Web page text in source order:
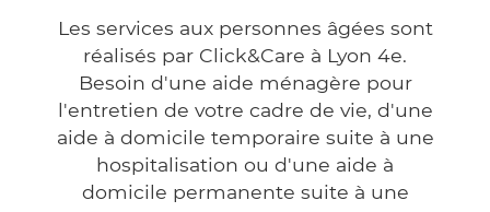
Les services aux personnes âgées sont
réalisés par Click&Care à Lyon 4e.
Besoin d'une aide ménagère pour
l'entretien de votre cadre de vie, d'une
aide à domicile temporaire suite à une
hospitalisation ou d'une aide à
domicile permanente suite à une